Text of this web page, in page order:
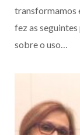
transformamos
fez as
sobre o uso…